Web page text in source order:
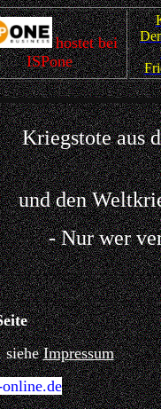
hostet bei
ISPone
Kriegstote aus
und den
- Nur wer
sieheImpressum